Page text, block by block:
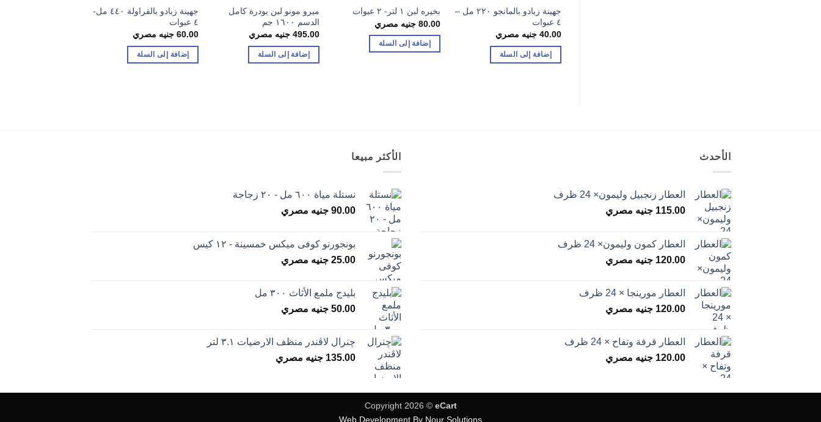
جهينة زبادو بالمانجو ٢٢٠ مل –
٤ عبوات
40.00 جنيه مصري
إضافة إلى السلة
بخيره لبن ١ لتر- ٢ عبوات
80.00 جنيه مصري
إضافة إلى السلة
ميرو مونو لبن بودرة كامل
الدسم ١٦٠٠ جم
495.00 جنيه مصري
إضافة إلى السلة
جهينة زبادو بالفراولة ٤٤٠ مل-
٤ عبوات
60.00جنيه مصري
إضافة إلى السلة
الأحدث
العطار زنجبيل وليمون× 24 ظرف
115.00 جنيه مصري
العطار كمون وليمون× 24 ظرف
120.00 جنيه مصري
العطار مورينجا × 24 ظرف
120.00 جنيه مصري
العطار قرفة وتفاح × 24 ظرف
120.00 جنيه مصري
الأكثر مبيعا
نستلة مياة ٦٠٠ مل - ٢٠ زجاجة
90.00 جنيه مصري
بونجورنو كوفى ميكس خمسينة - ١٢ كيس
25.00 جنيه مصري
بليدج ملمع الأثاث ٣٠٠ مل
50.00 جنيه مصري
چنرال لاڤندر منظف الارضيات ٣.١ لتر
135.00 جنيه مصري
Copyright 2026 © eCart
Web Development By Nour Solutions